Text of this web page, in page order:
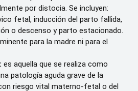
por distocia. Se incluyen:
fetal, inducción del parto fallida,
o descenso y parto estacionado.
para la madre ni para el
es aquella que se realiza como
patología aguda grave de la
riesgo vital materno-fetal o del